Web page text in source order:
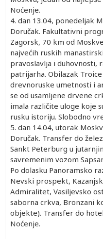
Noćenje.
4. dan 13.04, ponedeljak
Doručak. Fakultativni
Zagorsk, 70 km od
najvećih ruskih
pravoslavlja i duhovnosti,
patrijarha. Obilazak
drevnoruske umetnosti i
se od usamljene drvene
imala različite uloge koje
rusku istoriju. Slobodno
5. dan 14.04, utorak
Doručak. Transfer do
Sankt Peterburg u
savremenim vozom
Po dolasku Panoramsko
Nevski prospekt,
Admiralitet, Vasiljevsko
saborna crkva, Bronzani
objekte). Transfer do
Noćenje.